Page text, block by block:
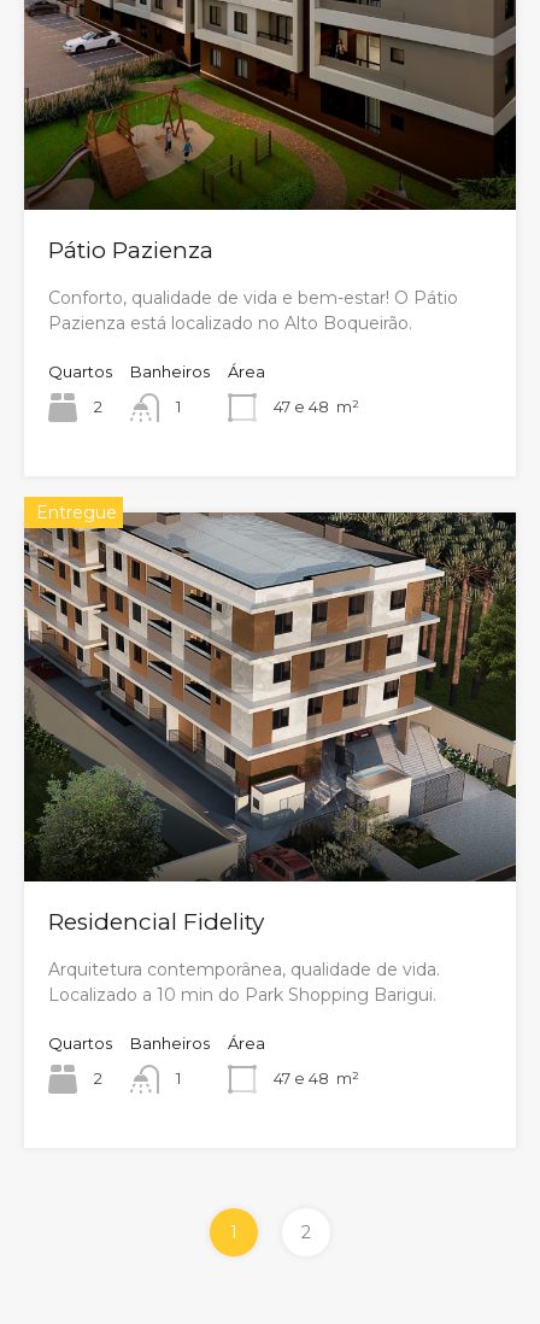
Pátio Pazienza
Conforto, qualidade de vida e bem-estar! O Pátio
Pazienza está localizado no Alto Boqueirão.
Quartos
2
Banheiros
1
Área
47 e 48 m²
Entregue
Residencial Fidelity
Arquitetura contemporânea, qualidade de vida.
Localizado a 10 min do Park Shopping Barigui.
Quartos
2
Banheiros
1
Área
47 e 48 m²
1 2